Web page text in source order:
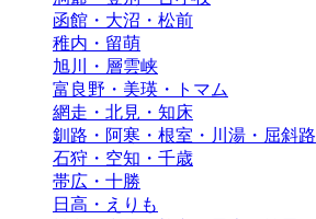
函館・大沼・松前
稚内・留萌
旭川・層雲峡
富良野・美瑛・トマム
網走・北見・知床
釧路・阿寒・根室・川湯・屈斜路
石狩・空知・千歳
帯広・十勝
日高・えりも